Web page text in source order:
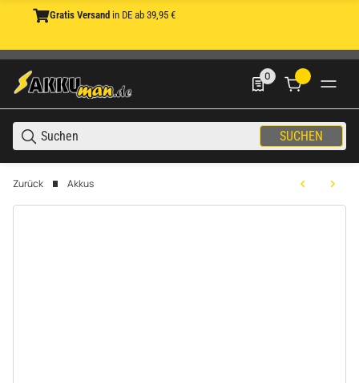
Gratis Versand in DE ab 39,95 €
SUCHEN
0
0 Produkte in der
Zurück Akkus